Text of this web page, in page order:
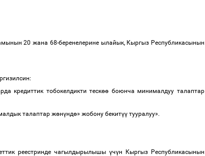
20 жана 68-беренелерине ылайык, Кыргыз Республикасынын
кредиттик тобокелдикти тескөө боюнча минималдуу талаптар
талаптар жөнүндө» жобону бекитүү тууралуу».
реестринде чагылдырылышы үчүн Кыргыз Республикасынын